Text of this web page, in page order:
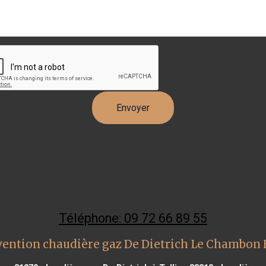
Téléphone: 09 72 66 89 55
chaudière gaz De Dietrich Le Chambon